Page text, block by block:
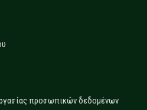
προσωπικών δεδομένων